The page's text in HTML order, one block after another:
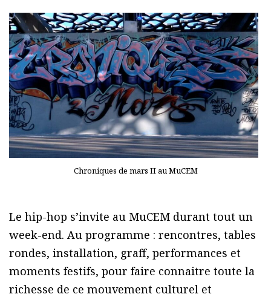
Chroniques de mars II au MuCEM
Le hip-hop s’invite au MuCEM durant tout un
week-end. Au programme : rencontres, tables
rondes, installation, graff, performances et
moments festifs, pour faire connaitre toute la
richesse de ce mouvement culturel et